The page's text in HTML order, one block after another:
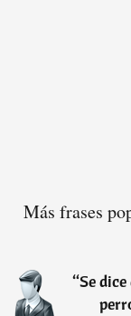
Más frases
“Se